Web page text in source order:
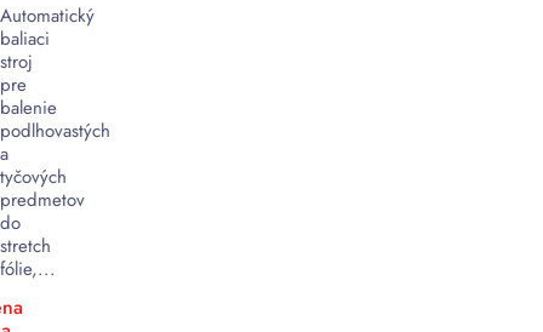
Automatický
baliaci
stroj
pre
balenie
podlhovastých
a
tyčových
predmetov
do
stretch
fólie,...